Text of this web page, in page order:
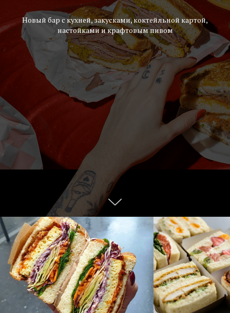
Новый бар с кухней, закусками, коктейльной картой,
настойками и крафтовым пивом